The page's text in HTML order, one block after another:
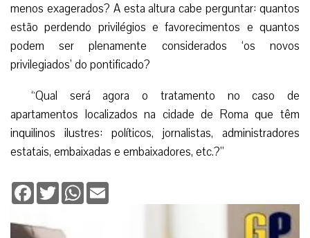
menos exagerados? A esta altura cabe perguntar: quantos
estão perdendo privilégios e favorecimentos e quantos
podem ser plenamente considerados ‘os novos
privilegiados’ do pontificado?
“Qual será agora o tratamento no caso de
apartamentos localizados na cidade de Roma que têm
inquilinos ilustres: políticos, jornalistas, administradores
estatais, embaixadas e embaixadores, etc.?”
Facebook
TwitterWhatsApp